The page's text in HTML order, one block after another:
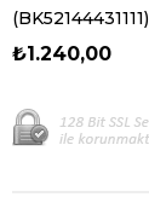
(BK52144431111)
₺1.240,00